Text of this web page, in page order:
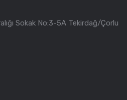
Sokak No:3-5A Tekirdağ/Çorlu